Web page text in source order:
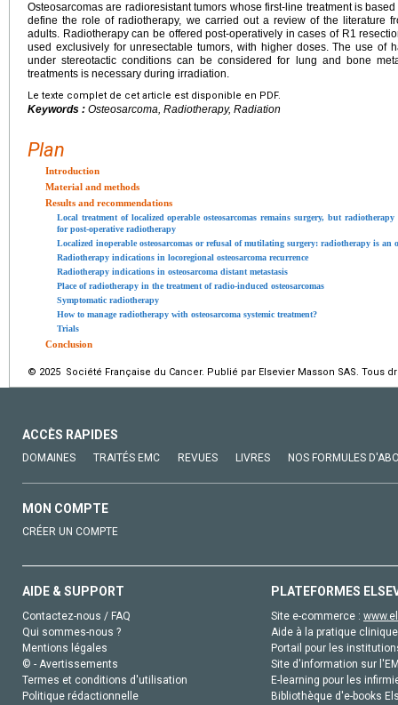
Osteosarcomas are radioresistant tumors whose first-line treatment is
define the role of radiotherapy, we carried out a review of the literature
adults. Radiotherapy can be offered post-operatively in cases of R1
used exclusively for unresectable tumors, with higher doses. The use of
under stereotactic conditions can be considered for lung and bone
treatments is necessary during irradiation.
Le texte complet de cet article est disponible en PDF.
Keywords : Osteosarcoma, Radiotherapy, Radiation
Plan
Introduction
Material and methods
Results and recommendations
Local treatment of localized operable osteosarcomas remains surgery, but
for post-operative radiotherapy
Localized inoperable osteosarcomas or refusal of mutilating surgery: radiotherapy is an
Radiotherapy indications in locoregional osteosarcoma recurrence
Radiotherapy indications in osteosarcoma distant metastasis
Place of radiotherapy in the treatment of radio-induced osteosarcomas
Symptomatic radiotherapy
How to manage radiotherapy with osteosarcoma systemic treatment?
Trials
Conclusion
© 2025 Société Française du Cancer. Publié par Elsevier Masson SAS. Tous
ACCÈS RAPIDES
DOMAINES TRAITÉS EMC REVUES LIVRES NOS FORMULES
MON COMPTE
CRÉER UN COMPTE
AIDE & SUPPORT
Contactez-nous / FAQ
Qui sommes-nous ?
Mentions légales
© - Avertissements
Termes et conditions d'utilisation
Politique rédactionnelle
PLATEFORMES
Site e-commerce :
Aide à la pratique
Portail pour les
Site d'information sur
E-learning pour les
Bibliothèque d'e-books